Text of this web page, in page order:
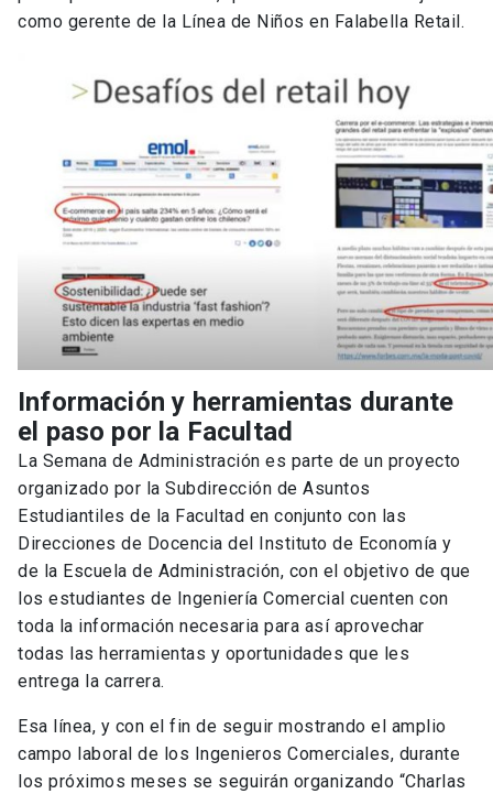
como gerente de la Línea de Niños en Falabella Retail.
Información y herramientas durante
el paso por la Facultad
La Semana de Administración es parte de un proyecto
organizado por la Subdirección de Asuntos
Estudiantiles de la Facultad en conjunto con las
Direcciones de Docencia del Instituto de Economía y
de la Escuela de Administración, con el objetivo de que
los estudiantes de Ingeniería Comercial cuenten con
toda la información necesaria para así aprovechar
todas las herramientas y oportunidades que les
entrega la carrera.
Esa línea, y con el fin de seguir mostrando el amplio
campo laboral de los Ingenieros Comerciales, durante
los próximos meses se seguirán organizando “Charlas